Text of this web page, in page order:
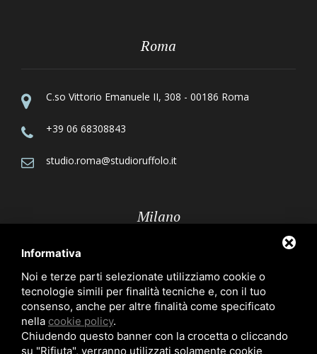
Roma
C.so Vittorio Emanuele II, 308 - 00186 Roma
+39 06 68308843
studio.roma@studioruffolo.it
Milano
+39 02 70109223
studio.milano@studioruffolo.it
Informativa
Noi e terze parti selezionate utilizziamo cookie o
tecnologie simili per finalità tecniche e, con il tuo
consenso, anche per altre finalità come specificato
nella cookie policy.
Chiudendo questo banner con la crocetta o cliccando
su "Rifiuta", verranno utilizzati solamente cookie